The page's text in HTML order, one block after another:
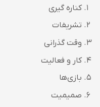
کناره گیری
تشریفات
وقت گذرانی
کار و فعالیت
بازی‌ها
صمیمیت